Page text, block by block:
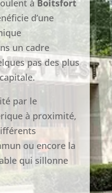
à Boitsfort
d’une
un cadre
pas des plus
par le
à proximité,
ou encore la
qui sillonne